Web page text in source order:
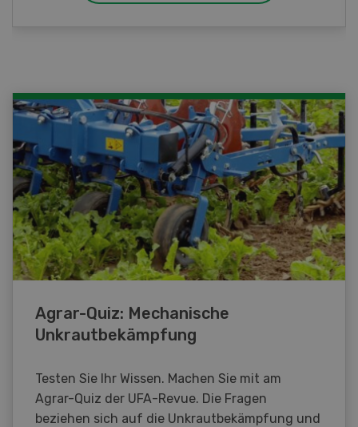
Agrar-Quiz: Mechanische
Unkrautbekämpfung
Testen Sie Ihr Wissen. Machen Sie mit am
Agrar-Quiz der UFA-Revue. Die Fragen
beziehen sich auf die Unkrautbekämpfung und